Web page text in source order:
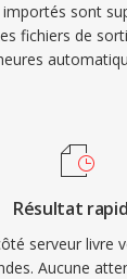
importés sont
fichiers de
Résultat
serveur livre
Aucune